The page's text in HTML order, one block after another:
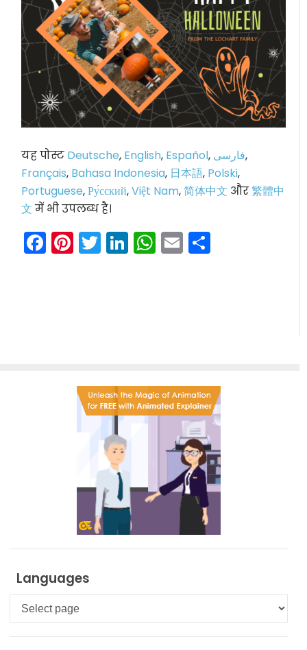
यह पोस्ट Deutsche, English, Español, فارسی,
Français, Bahasa Indonesia, 日本語, Polski,
Portuguese,Ру́сский,Việt Nam,简体中文 और繁體中
文 में भी उपलब्ध है।
Facebook
Pinterest
Twitter
LinkedIn
WhatsApp
Email
Languages
Languages